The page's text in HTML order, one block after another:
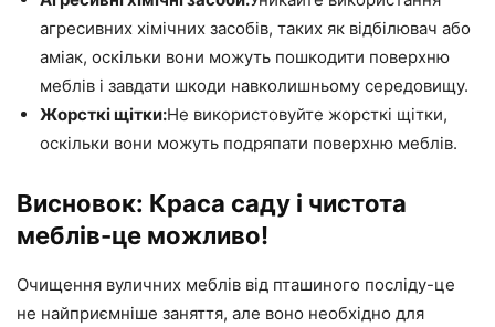
агресивних хімічних засобів, таких як відбілювач або
аміак, оскільки вони можуть пошкодити поверхню
меблів і завдати шкоди навколишньому середовищу.
Жорсткі щітки:Не використовуйте жорсткі щітки,
оскільки вони можуть подряпати поверхню меблів.
Висновок: Краса саду і чистота
меблів-це можливо!
Очищення вуличних меблів від пташиного посліду-це
не найприємніше заняття, але воно необхідно для